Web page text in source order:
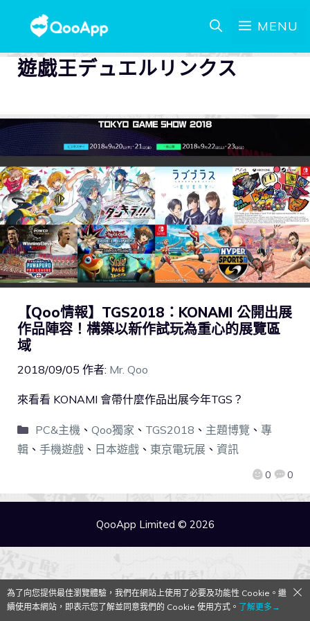
MENU
遊戯王デュエルリンクス
【Qoo情報】TGS2018：KONAMI 公開出展
作品陣容！構築以新作試玩為重心的展覽區
域
2018/09/05 作者: Mr. Qoo
0 0
來看看 KONAMI 會帶什麼作品出展今年TGS？
PC&主機 、 Qoo獨家 、 TGS2018 、 主題博覽 、 專
輯 、 手機遊戲 、 日本遊戲 、 東京電玩展 、 資訊
QooApp Limited © 2026
為了向您提供最佳瀏覽體驗，我們在網站上使用了必要及功能性 Cookie。繼
續使用本網站，即表示您了解並同意我們的 Cookie 使用方式。 了解更多→